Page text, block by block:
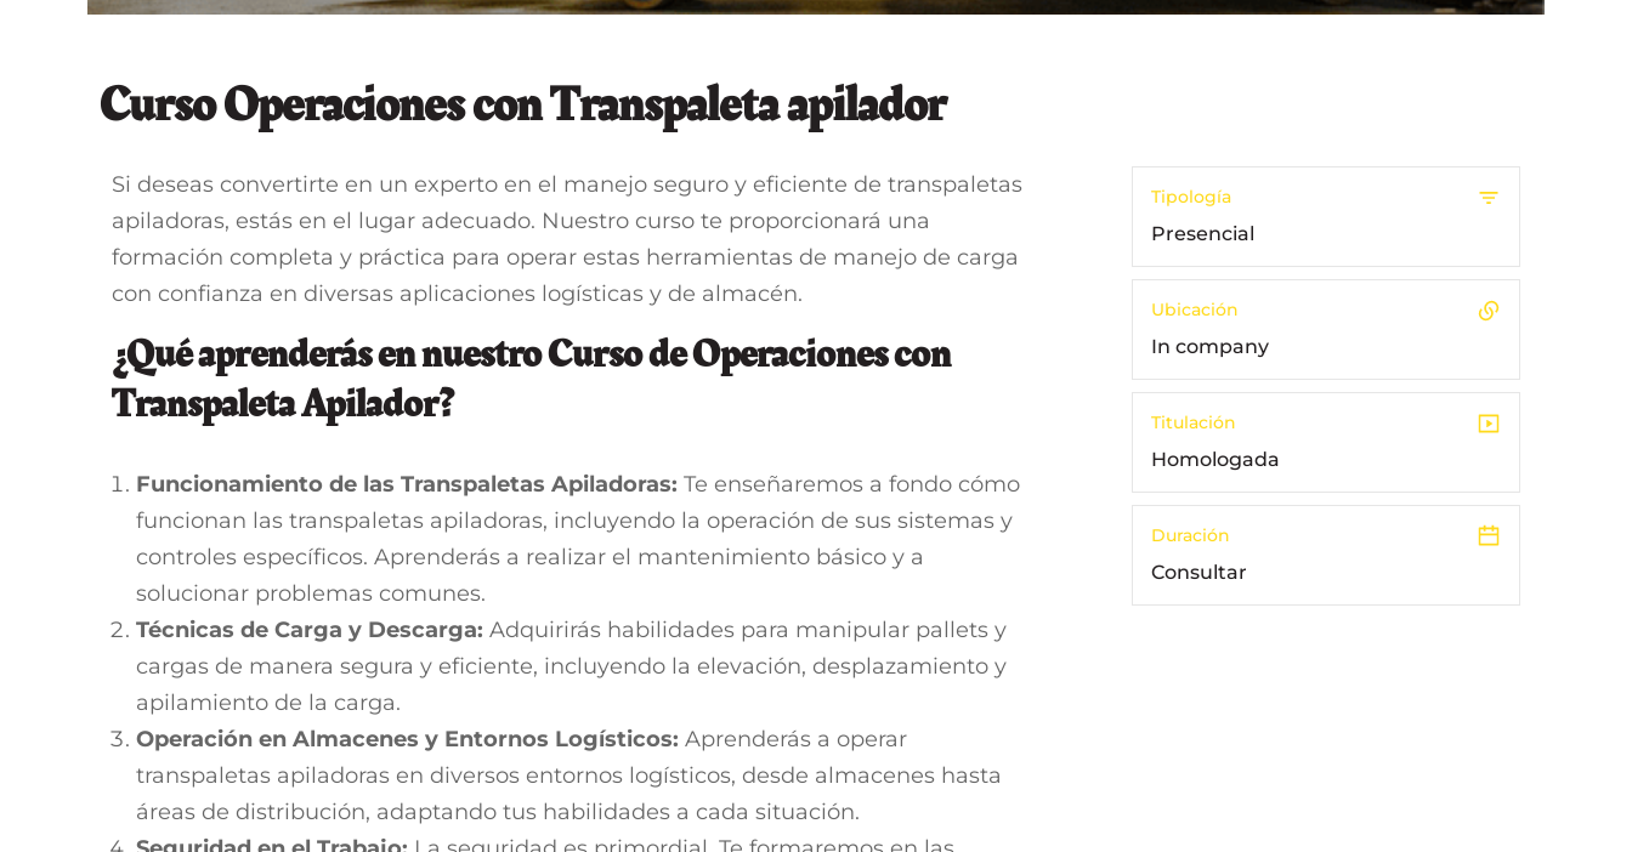
Curso Operaciones con Transpaleta apilador
Si deseas convertirte en un experto en el manejo seguro y eficiente de transpaletas
apiladoras, estás en el lugar adecuado. Nuestro curso te proporcionará una
formación completa y práctica para operar estas herramientas de manejo de carga
con confianza en diversas aplicaciones logísticas y de almacén.
¿Qué aprenderás en nuestro Curso de Operaciones con
Transpaleta Apilador?
Funcionamiento de las Transpaletas Apiladoras: Te enseñaremos a fondo cómo
funcionan las transpaletas apiladoras, incluyendo la operación de sus sistemas y
controles específicos. Aprenderás a realizar el mantenimiento básico y a
solucionar problemas comunes.
Técnicas de Carga y Descarga: Adquirirás habilidades para manipular pallets y
cargas de manera segura y eficiente, incluyendo la elevación, desplazamiento y
apilamiento de la carga.
Operación en Almacenes y Entornos Logísticos: Aprenderás a operar
transpaletas apiladoras en diversos entornos logísticos, desde almacenes hasta
áreas de distribución, adaptando tus habilidades a cada situación.
Tipología
Presencial
Ubicación
In company
Titulación
Homologada
Duración
Consultar